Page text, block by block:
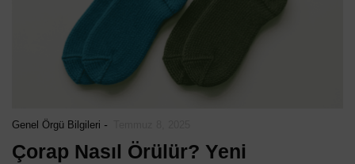
Genel Örgü Bilgileri -
Çorap Nasıl Örülür? Yeni